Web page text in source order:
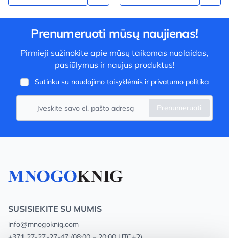
Prenumeruoti mūsų naujienas!
Pirmieji sužinokite apie mūsų taikomas nuolaidas,
pasiūlymus ir naujus produktus!
Sutinku su naudojimo taisyklėmis ir privatumo politika
Prenumeruoti
SUSISIEKITE SU MUMIS
info@mnogoknig.com
+371 27-27-27-47 (08:00 – 20:00 UTC+2)